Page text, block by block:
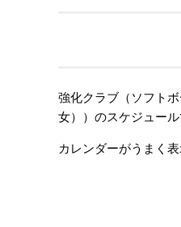
強化クラブ（ソフト
女））のスケジュール
カレンダーがうまく表